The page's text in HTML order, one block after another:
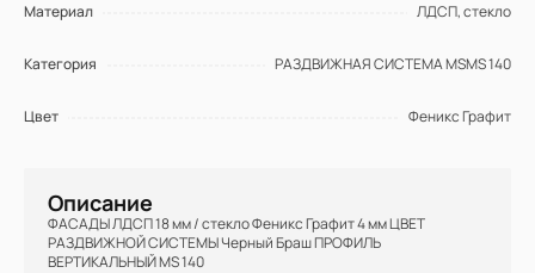
Материал ЛДСП, стекло
Категория РАЗДВИЖНАЯ СИСТЕМА MSMS 140
Цвет Феникс Графит
Описание
ФАСАДЫ ЛДСП 18 мм / стекло Феникс Графит 4 мм ЦВЕТ
РАЗДВИЖНОЙ СИСТЕМЫ Черный Браш ПРОФИЛЬ
ВЕРТИКАЛЬНЫЙ MS 140